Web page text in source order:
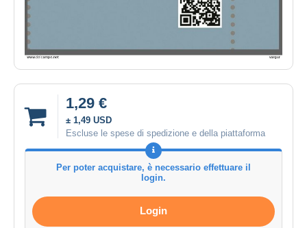
1,29 €
± 1,49 USD
Escluse le spese di spedizione e della piattaforma
Per poter acquistare, è necessario effettuare il
login.
Login